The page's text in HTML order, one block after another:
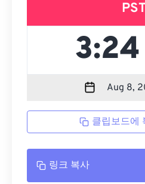
클립보드에
링크 복사